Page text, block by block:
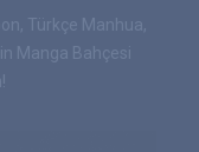
Türkçe Manhua,
Manga Bahçesi